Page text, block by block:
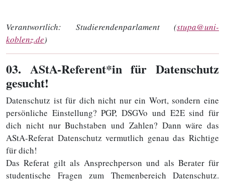
Verantwortlich: Studierendenparlament (stupa@uni-
koblenz.de)
03. AStA-Referent*in für Datenschutz
gesucht!
Datenschutz ist für dich nicht nur ein Wort, sondern eine
persönliche Einstellung? PGP, DSGVo und E2E sind für
dich nicht nur Buchstaben und Zahlen? Dann wäre das
AStA-Referat Datenschutz vermutlich genau das Richtige
für dich!
Das Referat gilt als Ansprechperson und als Berater für
studentische Fragen zum Themenbereich Datenschutz.